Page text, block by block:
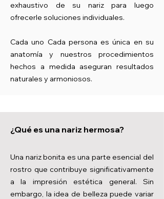
exhaustivo de su nariz para luego
ofrecerle soluciones individuales.
Cada uno Cada persona es única en su
anatomía y nuestros procedimientos
hechos a medida aseguran resultados
naturales y armoniosos.
¿Qué es una nariz hermosa?
Una nariz bonita es una parte esencial del
rostro que contribuye significativamente
a la impresión estética general. Sin
embargo, la idea de belleza puede variar